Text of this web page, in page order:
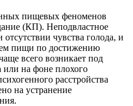
пищевых феноменов
(КП). Неподвластное
чувства голода, и
пищи по достижению
всего возникает под
или на фоне плохого
расстройства
на устранение